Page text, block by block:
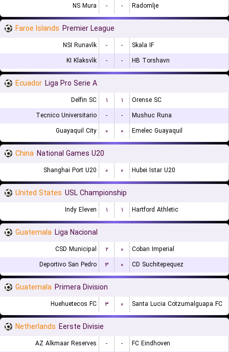
NS Mura - - Radomlje
Faroe Islands Premier League
NSI Runavík - -
Skala IF
KI Klaksvík
- - HB Torshavn
Ecuador Liga Pro Serie A
Delfin SC ۱ ۱
Orense SC
Tecnico Universitario
- -
Mushuc Runa
Guayaquil City
۰ ۰ Emelec Guayaquil
China National Games U20
Shanghai Port U20 ۰ ۰ Hubei Istar U20
United States USL Championship
Indy Eleven ۱ ۱ Hartford Athletic
Guatemala Liga Nacional
CSD Municipal ۲ ۰
Coban Imperial
Deportivo San Pedro
۳ ۰ CD Suchitepequez
Guatemala Primera Division
Huehuetecos FC ۳ ۰ Santa Lucia Cotzumalguapa FC
Netherlands Eerste Divisie
AZ Alkmaar Reserves - -
FC Eindhoven